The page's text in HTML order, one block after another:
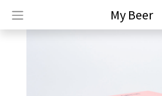
My Beer